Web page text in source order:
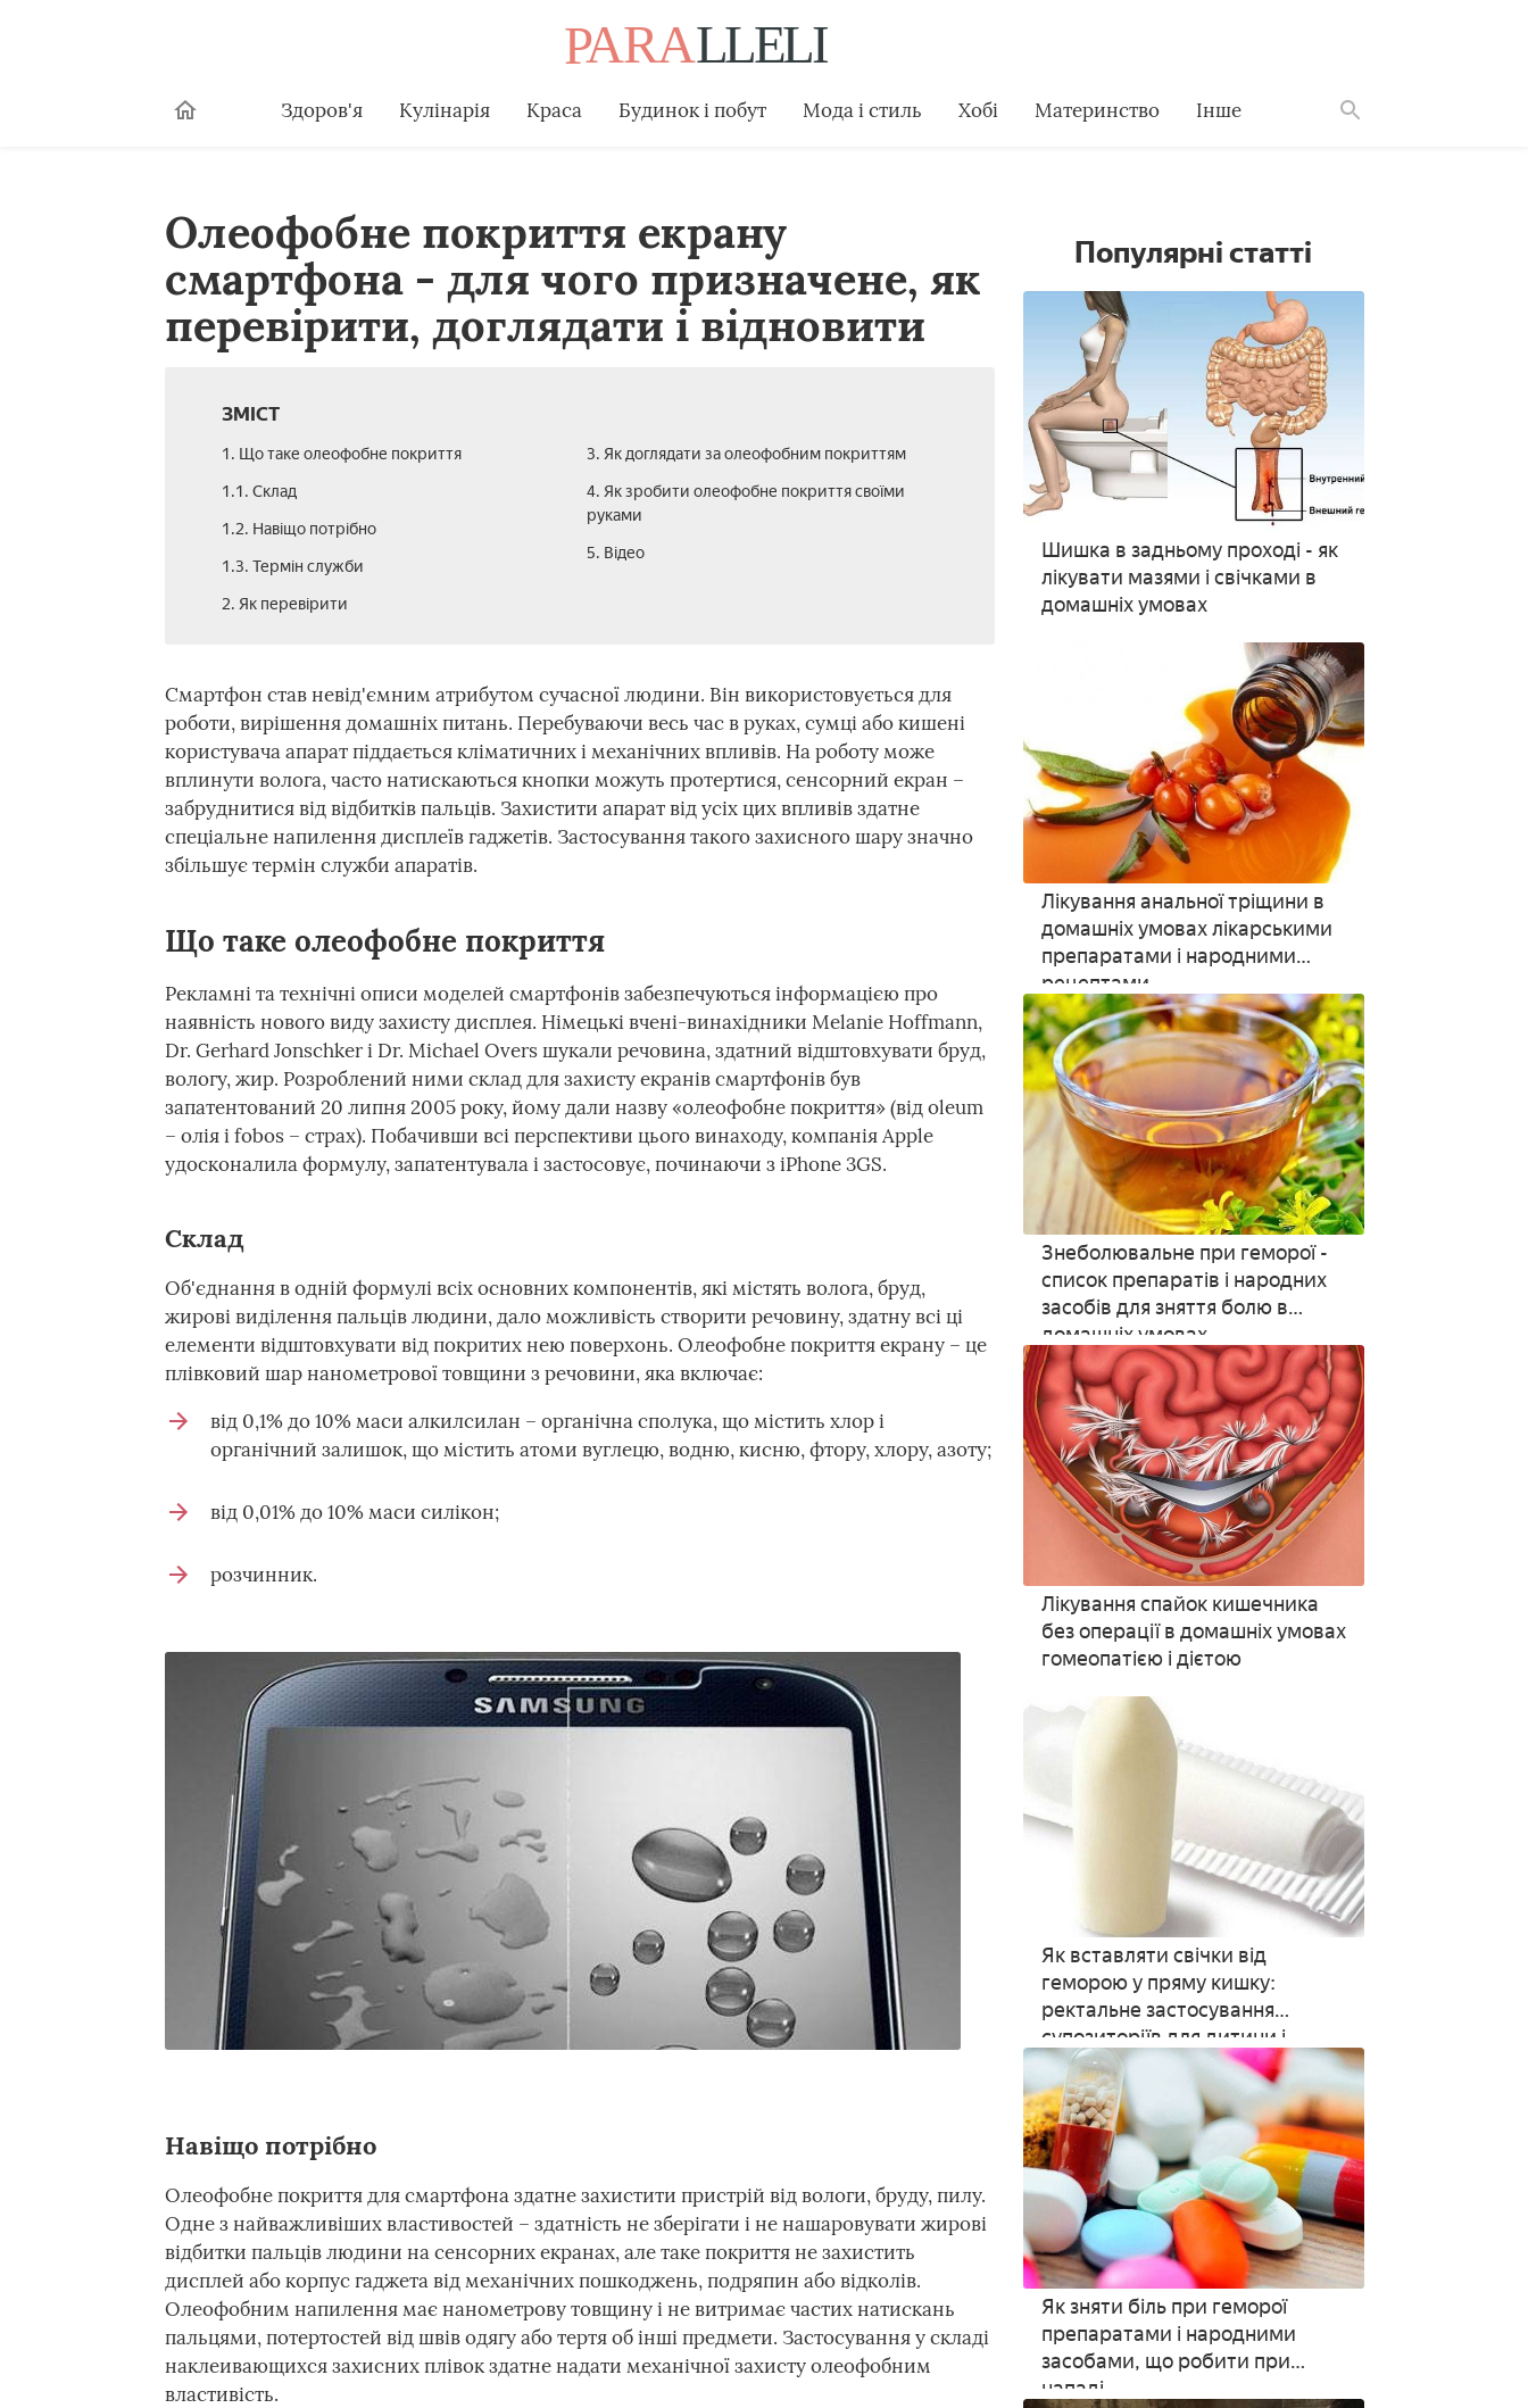
Здоров'я Кулінарія Краса Будинок і побут Мода і стиль Хобі Материнство Інше
Олеофобне покриття екрану
смартфона - для чого призначене, як
перевірити, доглядати і відновити
ЗМІСТ
1. Що таке олеофобне покриття
1.1. Склад
1.2. Навіщо потрібно
1.3. Термін служби
2. Як перевірити
3. Як доглядати за олеофобним покриттям
4. Як зробити олеофобне покриття своїми
руками
5. Відео
Смартфон став невід'ємним атрибутом сучасної людини. Він використовується для
роботи, вирішення домашніх питань. Перебуваючи весь час в руках, сумці або кишені
користувача апарат піддається кліматичних і механічних впливів. На роботу може
вплинути волога, часто натискаються кнопки можуть протертися, сенсорний екран –
забруднитися від відбитків пальців. Захистити апарат від усіх цих впливів здатне
спеціальне напилення дисплеїв гаджетів. Застосування такого захисного шару значно
збільшує термін служби апаратів.
Що таке олеофобне покриття
Рекламні та технічні описи моделей смартфонів забезпечуються інформацією про
наявність нового виду захисту дисплея. Німецькі вчені-винахідники Melanie Hoffmann,
Dr. Gerhard Jonschker і Dr. Michael Overs шукали речовина, здатний відштовхувати бруд,
вологу, жир. Розроблений ними склад для захисту екранів смартфонів був
запатентований 20 липня 2005 року, йому дали назву «олеофобне покриття» (від oleum
– олія і fobos – страх). Побачивши всі перспективи цього винаходу, компанія Apple
удосконалила формулу, запатентувала і застосовує, починаючи з iPhone 3GS.
Склад
Об'єднання в одній формулі всіх основних компонентів, які містять волога, бруд,
жирові виділення пальців людини, дало можливість створити речовину, здатну всі ці
елементи відштовхувати від покритих нею поверхонь. Олеофобне покриття екрану – це
плівковий шар нанометрової товщини з речовини, яка включає:
від 0,1% до 10% маси алкилсилан – органічна сполука, що містить хлор і
органічний залишок, що містить атоми вуглецю, водню, кисню, фтору, хлору, азоту;
від 0,01% до 10% маси силікон;
розчинник.
Навіщо потрібно
Олеофобне покриття для смартфона здатне захистити пристрій від вологи, бруду, пилу.
Одне з найважливіших властивостей – здатність не зберігати і не нашаровувати жирові
відбитки пальців людини на сенсорних екранах, але таке покриття не захистить
дисплей або корпус гаджета від механічних пошкоджень, подряпин або відколів.
Олеофобним напилення має нанометрову товщину і не витримає частих натискань
пальцями, потертостей від швів одягу або тертя об інші предмети. Застосування у складі
наклеивающихся захисних плівок здатне надати механічної захисту олеофобним
властивість.
Популярні статті
Шишка в задньому проході - як
лікувати мазями і свічками в
домашніх умовах
Лікування анальної тріщини в
домашніх умовах лікарськими
препаратами і народними
рецептами
Знеболювальне при геморої -
список препаратів і народних
засобів для зняття болю в
домашніх умовах
Лікування спайок кишечника
без операції в домашніх умовах
гомеопатією і дієтою
Як вставляти свічки від
геморою у пряму кишку:
ректальне застосування
супозиторіїв для дитини і
дорослого
Як зняти біль при геморої
препаратами і народними
засобами, що робити при
нападі